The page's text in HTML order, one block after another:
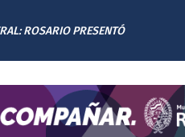
ROSARIO PRESENTÓ